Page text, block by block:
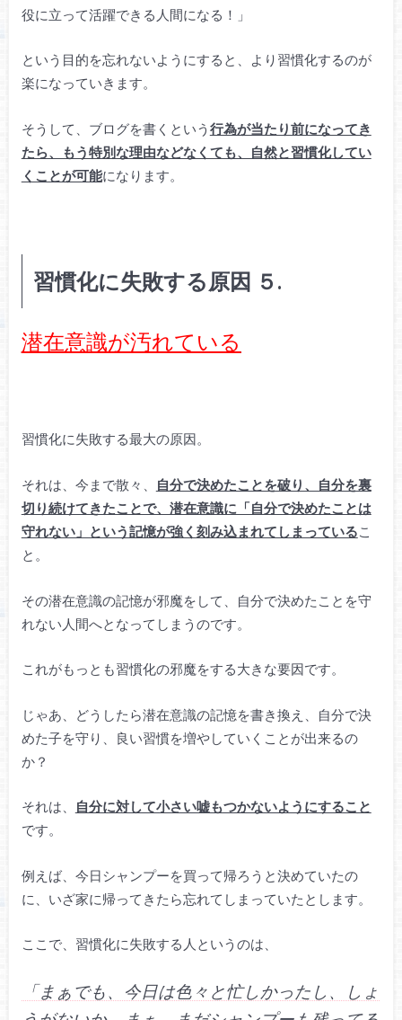
役に立って活躍できる人間になる！」
という目的を忘れないようにすると、より習慣化するのが
楽になっていきます。
そうして、ブログを書くという 行為が当たり前になってき
たら、もう特別な理由などなくても、自然と習慣化してい
くことが可能になります。
習慣化に失敗する原因 ５.
潜在意識が汚れている
習慣化に失敗する最大の原因。
それは、今まで散々、
自分で決めたことを破り、自分を裏
切り続けてきたことで、潜在意識に「自分で決めたことは
守れない」という記憶が強く刻み込まれてしまっているこ
と。
その潜在意識の記憶が邪魔をして、自分で決めたことを守
れない人間へとなってしまうのです。
これがもっとも習慣化の邪魔をする大きな要因です。
じゃあ、どうしたら潜在意識の記憶を書き換え、自分で決
めた子を守り、良い習慣を増やしていくことが出来るの
か？
それは、
自分に対して小さい嘘もつかないようにすること
です。
例えば、今日シャンプーを買って帰ろうと決めていたの
に、いざ家に帰ってきたら忘れてしまっていたとします。
ここで、習慣化に失敗する人というのは、
「まぁでも、今日は色々と忙しかったし、しょ